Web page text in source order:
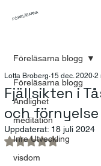
FÖRELÄSARNA
Föreläsarna blogg
Andlighet
meditation
Inre Utveckling
visdom
Föreläsarna blogg
Fjällsikten i
och
Lotta Broberg 15 dec. 2020 2
Uppdaterat: 18 juli 2024
Betygsatt till NaN